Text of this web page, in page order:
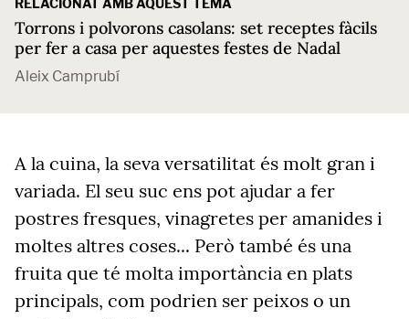
RELACIONAT AMB AQUEST TEMA
Torrons i polvorons casolans: set receptes fàcils
per fer a casa per aquestes festes de Nadal
Aleix Camprubí
A la cuina, la seva versatilitat és molt gran i
variada. El seu suc ens pot ajudar a fer
postres fresques, vinagretes per amanides i
moltes altres coses... Però també és una
fruita que té molta importància en plats
principals, com podrien ser peixos o un